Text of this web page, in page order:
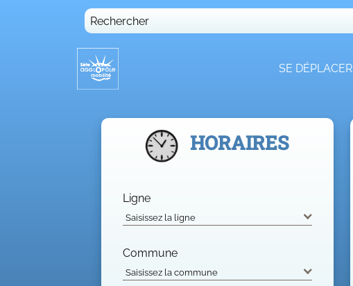
Rechercher
SE DÉPLACER
HORAIRES
Ligne
Commune